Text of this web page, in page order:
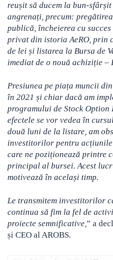
reușit să ducem la bun-
angrenați, precum:
publică, încheierea cu
privat din istoria AeRO, prin
de lei și listarea la Bursa de
imediat de o nouă achiziție –
Presiunea pe piața muncii
în 2021 și chiar dacă am
programului de Stock Option
efectele se vor vedea în
două luni de la listare, am
investitorilor pentru acțiunile
care ne poziționează printre
principal al bursei. Acest
motivează în același timp.
Le transmitem investitorilor
continua să fim la fel de
proiecte semnificative,” a
și CEO al AROBS.